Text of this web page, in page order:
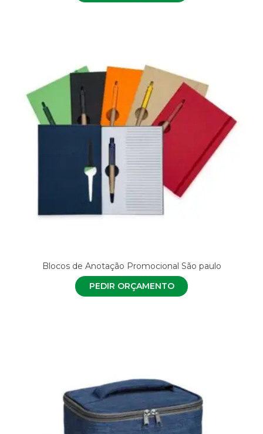
Blocos de Anotação Promocional São paulo
PEDIR ORÇAMENTO